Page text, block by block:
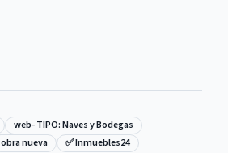
web- TIPO: Naves y Bodegas
obra nueva
✅ Inmuebles24